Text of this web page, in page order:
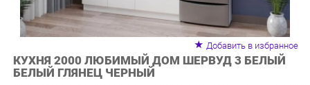
Добавить в избранное
КУХНЯ 2000 ЛЮБИМЫЙ ДОМ ШЕРВУД 3 БЕЛЫЙ
БЕЛЫЙ ГЛЯНЕЦ ЧЕРНЫЙ
Серия кухонной мебели Шервуд отличается продуманной эргономикой